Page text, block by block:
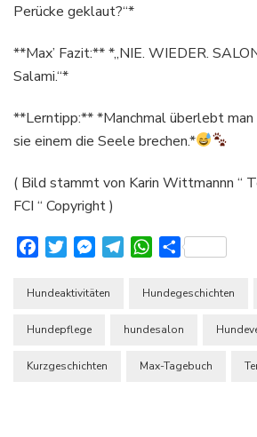
Perücke geklaut?“*
**Max’ Fazit:** *„NIE. WIEDER.
Salami.“*
**Lerntipp:** *Manchmal überlebt man
sie einem die Seele brechen.*
( Bild stammt von Karin Wittmannn “
FCI “ Copyright )
FacebookTwitterMessenger
TelegramWhatsApp
Teilen
Hundeaktivitäten Hundegeschichten
Hundepflege hundesalon
Kurzgeschichten Max-Tagebuch